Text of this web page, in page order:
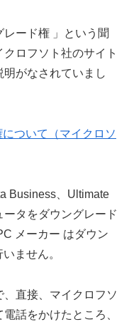
ード権 」という聞
ロフソト社のサイト
がなされていまし
ついて（マイクロソ
Business、Ultimate
タをダウングレード
メーカー はダウン
ません。
直接、マイクロフソ
話をかけたところ、